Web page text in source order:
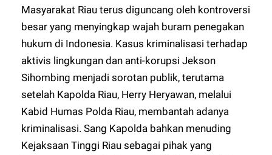
Masyarakat Riau terus diguncang oleh kontroversi
besar yang menyingkap wajah buram penegakan
hukum di Indonesia. Kasus kriminalisasi terhadap
aktivis lingkungan dan anti-korupsi Jekson
Sihombing menjadi sorotan publik, terutama
setelah Kapolda Riau, Herry Heryawan, melalui
Kabid Humas Polda Riau, membantah adanya
kriminalisasi. Sang Kapolda bahkan menuding
Kejaksaan Tinggi Riau sebagai pihak yang